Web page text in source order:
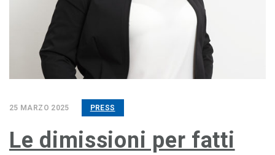
25 MARZO 2025 PRESS
Le dimissioni per fatti